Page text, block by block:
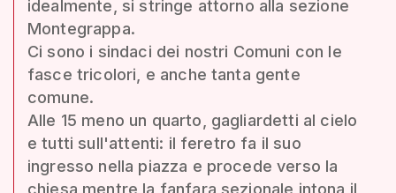
idealmente, si stringe attorno alla sezione
Montegrappa.
Ci sono i sindaci dei nostri Comuni con le
fasce tricolori, e anche tanta gente
comune.
Alle 15 meno un quarto, gagliardetti al cielo
e tutti sull'attenti: il feretro fa il suo
ingresso nella piazza e procede verso la
chiesa mentre la fanfara sezionale intona il